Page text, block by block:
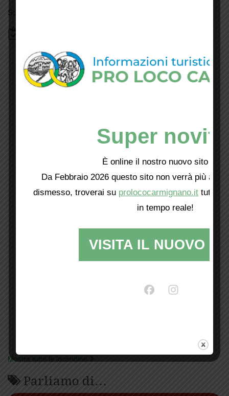
Scopri tutti gli eventi
Mostra tutte le locandine
Parliamo di…
Super
È online il nostro nuovo sito web!
Da Febbraio 2026 questo sito non verrà più
dismesso, troverai su prolococarmignano.it tutti i
in tempo reale!
VISITA IL NUOVO